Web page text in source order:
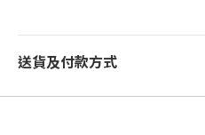
送貨及付款方式